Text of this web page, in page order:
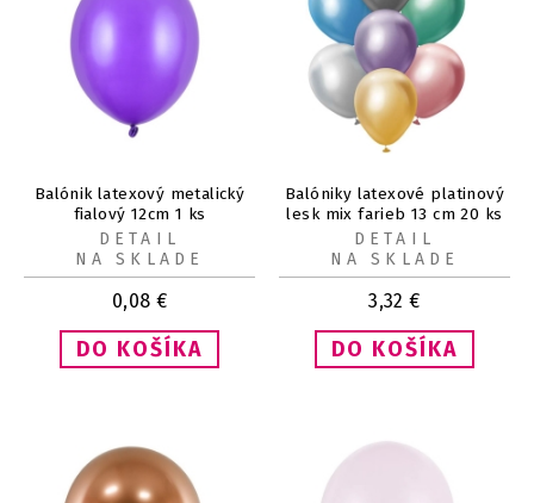
Balónik latexový metalický
fialový 12cm 1 ks
0,08 €
DETAIL
NA SKLADE
Balóniky latexové platinový
lesk mix farieb 13 cm 20 ks
3,32 €
DETAIL
NA SKLADE